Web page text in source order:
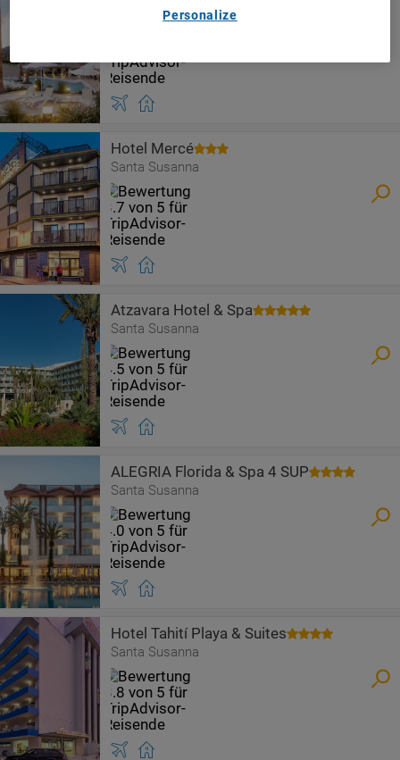
Hotel Mercé
Santa Susanna
Atzavara Hotel & Spa
Santa Susanna
ALEGRIA Florida & Spa 4 SUP
Santa Susanna
Hotel Tahití Playa & Suites
Santa Susanna
Personalize